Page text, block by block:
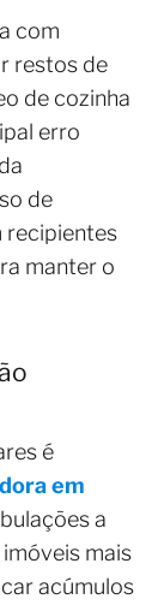
com
restos de
de cozinha
erro
de
recipientes
manter o
é
em
a
mais
acúmulos